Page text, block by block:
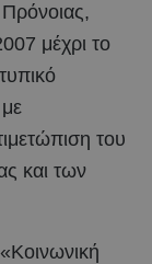
μέχρι το
του
και των